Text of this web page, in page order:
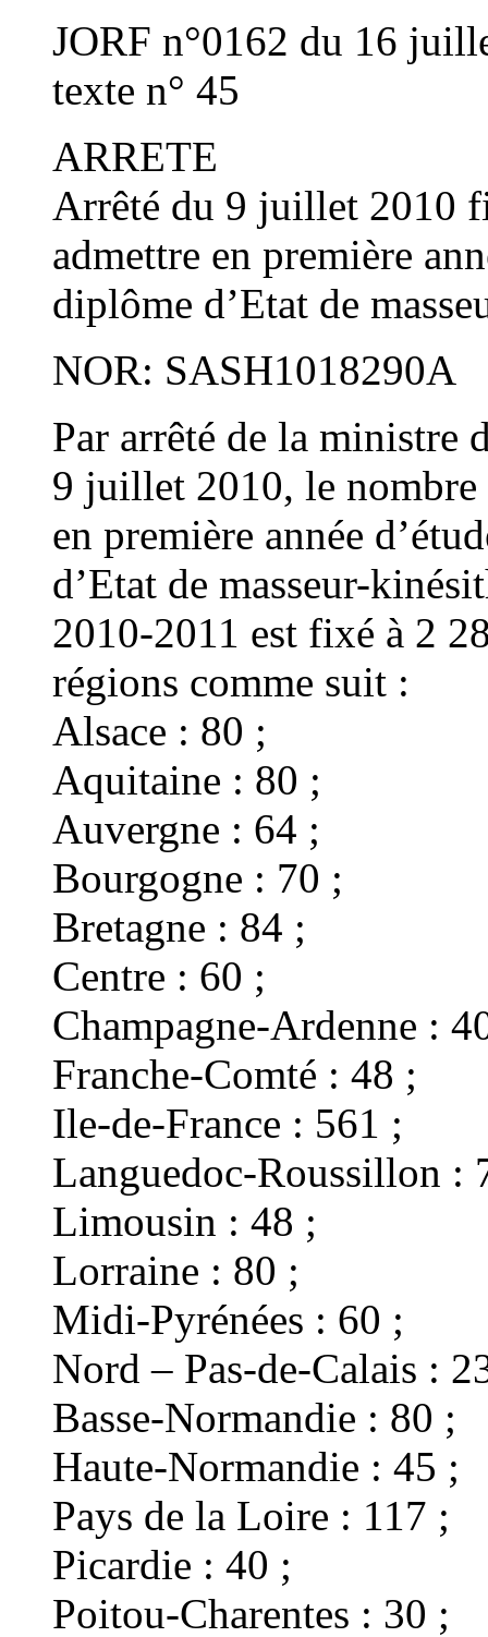
JORF n°0162 du 16
texte n° 45
ARRETE
Arrêté du 9 juillet 2010
admettre en première
diplôme d’Etat de
NOR: SASH1018290A
Par arrêté de la ministre
9 juillet 2010, le nombre
en première année
d’Etat de masseur-
2010-2011 est fixé à 2
régions comme suit :
Alsace : 80 ;
Aquitaine : 80 ;
Auvergne : 64 ;
Bourgogne : 70 ;
Bretagne : 84 ;
Centre : 60 ;
Champagne-Ardenne :
Franche-Comté : 48 ;
Ile-de-France : 561 ;
Languedoc-Roussillon :
Limousin : 48 ;
Lorraine : 80 ;
Midi-Pyrénées : 60 ;
Nord – Pas-de-Calais :
Basse-Normandie : 80 ;
Haute-Normandie : 45 ;
Pays de la Loire : 117 ;
Picardie : 40 ;
Poitou-Charentes : 30 ;